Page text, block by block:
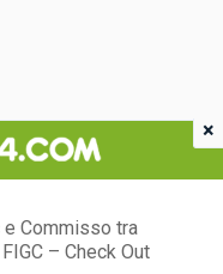
e Commisso tra
– Check Out
×